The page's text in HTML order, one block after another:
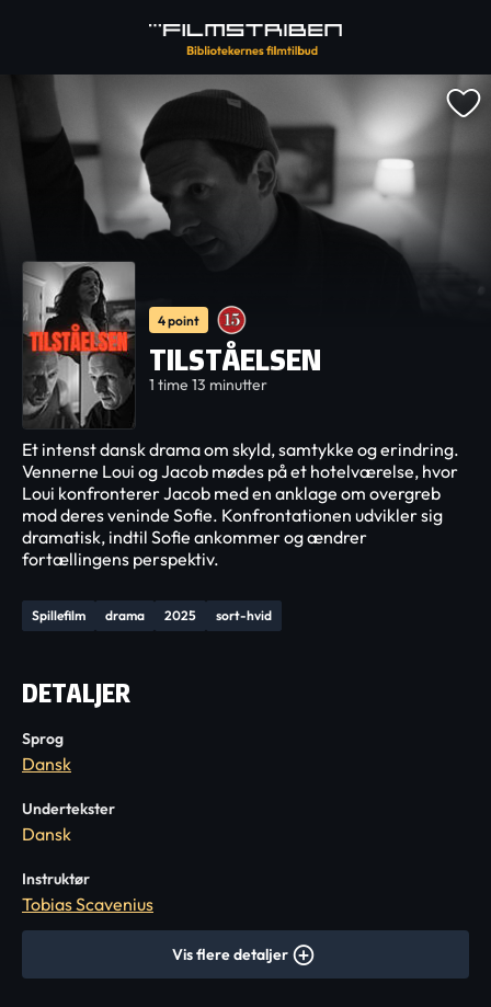
4 point
TILSTÅELSEN
1 time 13 minutter
Spillefilm drama 2025 sort-hvid
Et intenst dansk drama om skyld, samtykke og erindring.
Vennerne Loui og Jacob mødes på et hotelværelse, hvor
Loui konfronterer Jacob med en anklage om overgreb
mod deres veninde Sofie. Konfrontationen udvikler sig
dramatisk, indtil Sofie ankommer og ændrer
fortællingens perspektiv.
DETALJER
Sprog
Dansk
Undertekster
Dansk
Instruktør
Tobias Scavenius
Vis flere detaljer